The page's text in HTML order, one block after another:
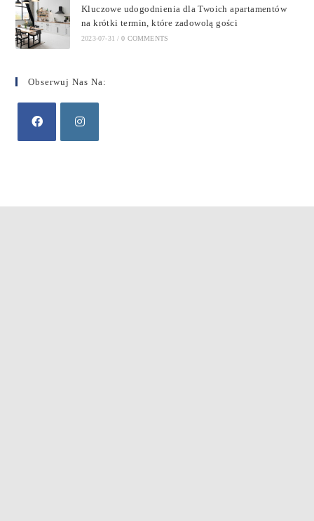
Kluczowe udogodnienia dla Twoich apartamentów
na krótki termin, które zadowolą gości
2023-07-31 / 0 COMMENTS
Obserwuj Nas Na: